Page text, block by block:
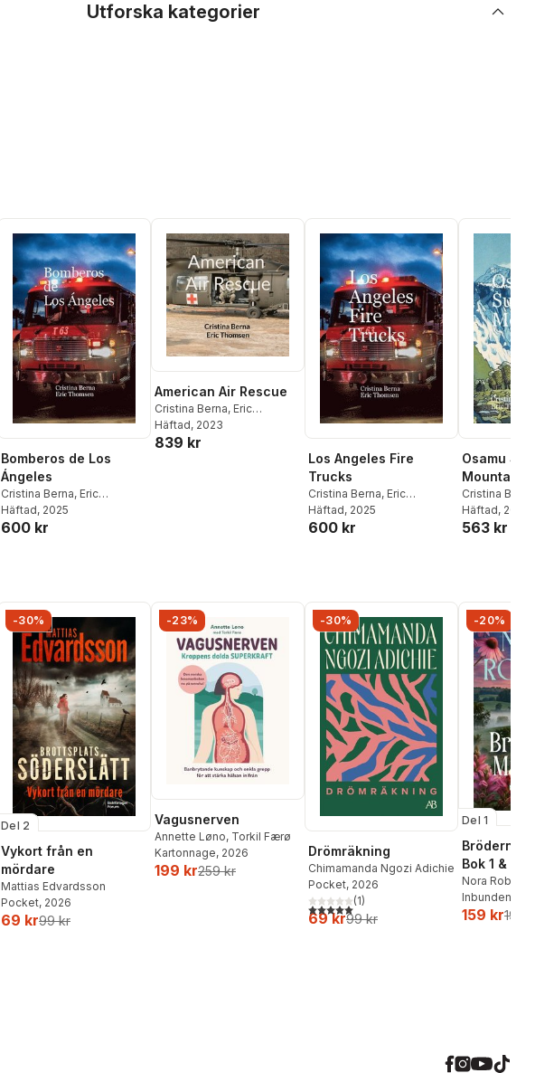
Utforska kategorier
Bomberos de Los
Ángeles
Cristina Berna, Eric
Thomsen
Häftad, 2025
600 kr
American Air Rescue
Cristina Berna, Eric
Thomsen
Häftad, 2023
839 kr
Los Angeles Fire
Trucks
Cristina Berna, Eric
Thomsen
Häftad, 2025
600 kr
Osamu
Mountains
Cristina Berna
Thomsen
Häftad, 2025
563 kr
-30%
Del 2
Vykort från en
mördare
Mattias Edvardsson
Pocket, 2026
69 kr99 kr
-23%
Vagusnerven
Annette Løno, Torkil Færø
Kartonnage, 2026
199 kr259 kr
-30%
Drömräkning
Chimamanda Ngozi Adichie
Pocket, 2026
5,0utav 5 stjärnor. Totalt antal röster:
(1)
69 kr99 kr
-20%
Del 1
Bröderna
Bok 1 & 2
Nora Roberts
Inbunden
159 kr199 kr